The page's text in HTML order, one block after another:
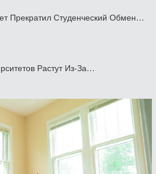
Прекратил Студенческий Обмен…
Растут Из-За…